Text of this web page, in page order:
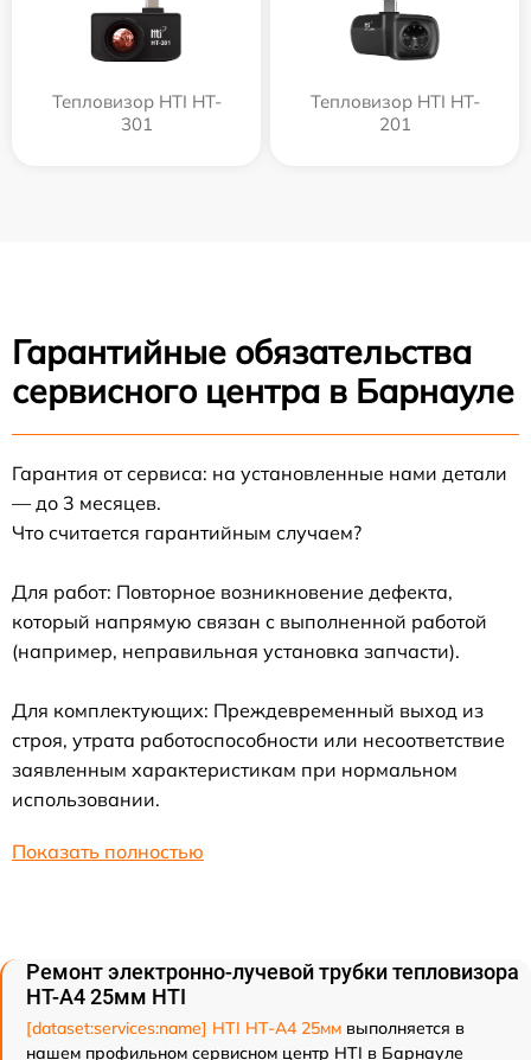
Тепловизор HTI HT-
301
Тепловизор HTI HT-
201
Гарантийные обязательства
сервисного центра в Барнауле
Гарантия от сервиса: на установленные нами детали
— до 3 месяцев.
Что считается гарантийным случаем?
Для работ: Повторное возникновение дефекта,
который напрямую связан с выполненной работой
(например, неправильная установка запчасти).
Для комплектующих: Преждевременный выход из
строя, утрата работоспособности или несоответствие
заявленным характеристикам при нормальном
использовании.
Показать полностью
Ремонт электронно-лучевой трубки тепловизора
HT-A4 25мм HTI
[dataset:services:name] HTI HT-A4 25мм выполняется в
нашем профильном сервисном центр HTI в Барнауле